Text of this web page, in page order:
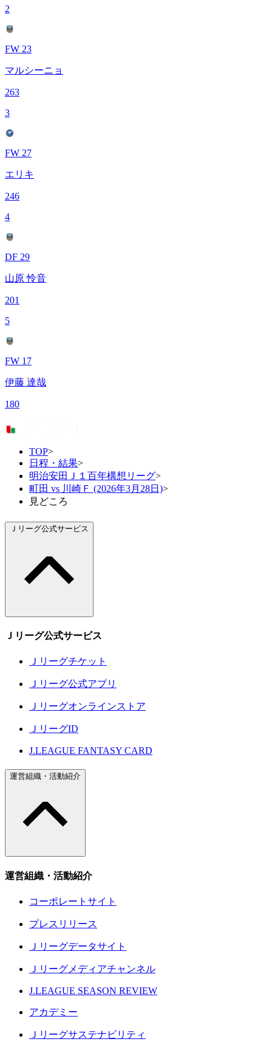
2
FW 23
マルシーニョ
263
3
FW 27
エリキ
246
4
DF 29
山原 怜音
201
5
FW 17
伊藤 達哉
180
TOP>
日程・結果>
明治安田Ｊ１百年構想リーグ>
町田 vs 川崎Ｆ (2026年3月28日)>
見どころ
Ｊリーグ公式サービス
Ｊリーグ公式サービス
Ｊリーグチケット
Ｊリーグ公式アプリ
Ｊリーグオンラインストア
ＪリーグID
J.LEAGUE FANTASY CARD
運営組織・活動紹介
運営組織・活動紹介
コーポレートサイト
プレスリリース
Ｊリーグデータサイト
Ｊリーグメディアチャンネル
J.LEAGUE SEASON REVIEW
アカデミー
Ｊリーグサステナビリティ